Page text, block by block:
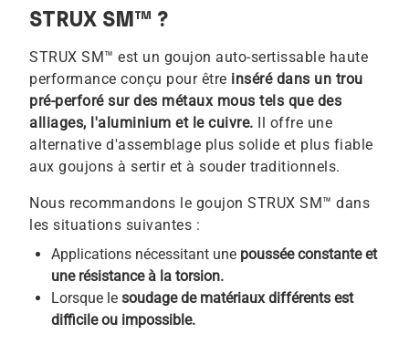
STRUX SM™ ?
STRUX SM™ est un goujon auto-sertissable haute
performance conçu pour être inséré dans un trou
pré-perforé sur des métaux mous tels que des
alliages, l'aluminium et le cuivre. Il offre une
alternative d'assemblage plus solide et plus fiable
aux goujons à sertir et à souder traditionnels.
Nous recommandons le goujon STRUX SM™ dans
les situations suivantes :
Applications nécessitant une poussée constante et
une résistance à la torsion.
Lorsque le soudage de matériaux différents est
difficile ou impossible.